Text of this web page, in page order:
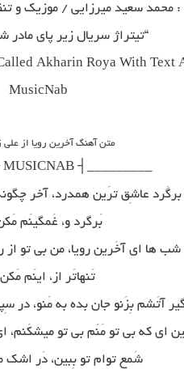
: محمد سعید میرزایی / موزیک و
“تیتراژ سریال زیر پای مادر
Akharin Roya With Text
MusicNab
متن آهنگ آخرین رویا از علی
_________┤ MUSICNAB ├_________
برگَرد عاشِق ترَین همدرد، آخر
بَرگرد و، غَمگینَم
شب ها ای آخَرین رویا، من بی تو از
تَنهاتَر از، اینَم
آتَشم بِزَنو جان بده به مَنو،
ای که بی تو مَنَم بی تو
شَمع توام تو بِبین، دَر